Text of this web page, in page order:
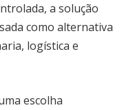
a solução
como alternativa
logística e
escolha